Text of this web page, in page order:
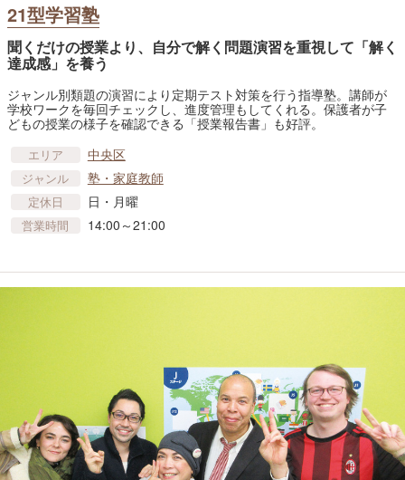
21型学習塾
聞くだけの授業より、自分で解く問題演習を重視して「解く
達成感」を養う
ジャンル別類題の演習により定期テスト対策を行う指導塾。講師が
学校ワークを毎回チェックし、進度管理もしてくれる。保護者が子
どもの授業の様子を確認できる「授業報告書」も好評。
エリア 中央区
ジャンル 塾・家庭教師
定休日 日・月曜
営業時間 14:00～21:00